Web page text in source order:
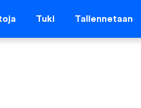
Tuki Tallennetaan